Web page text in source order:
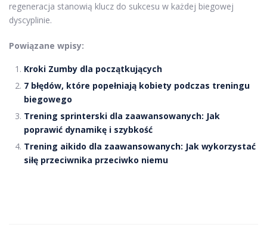
regeneracja stanowią klucz do sukcesu w każdej biegowej
dyscyplinie.
Powiązane wpisy:
Kroki Zumby dla początkujących
7 błędów, które popełniają kobiety podczas treningu
biegowego
Trening sprinterski dla zaawansowanych: Jak
poprawić dynamikę i szybkość
Trening aikido dla zaawansowanych: Jak wykorzystać
siłę przeciwnika przeciwko niemu